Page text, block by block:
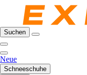
Suchen
Neue
Schneeschuhe